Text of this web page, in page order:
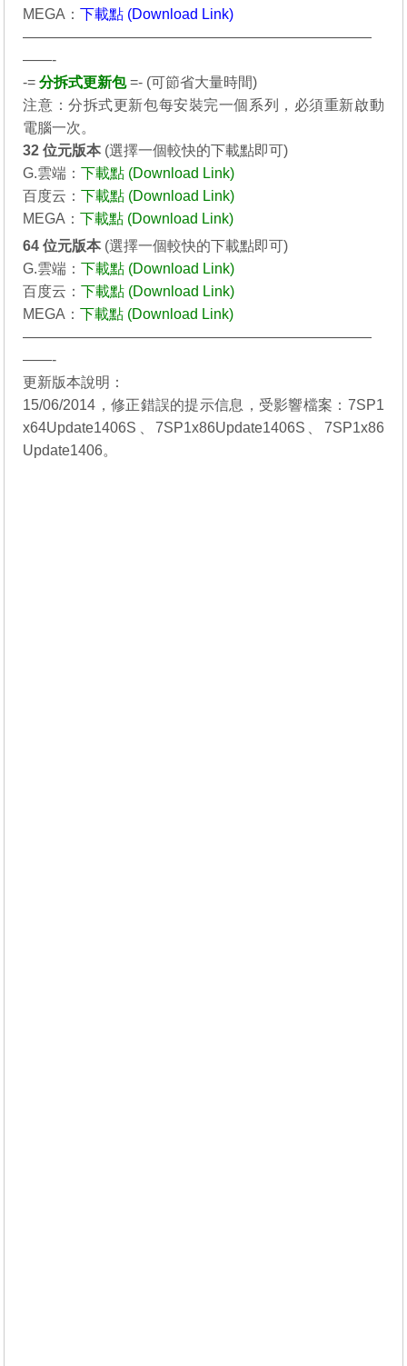
MEGA：下載點 (Download Link)
————————————————————————
——-
-=分拆式更新包=- (可節省大量時間)
注意：分拆式更新包每安裝完一個系列，必須重新啟動
電腦一次。
32 位元版本(選擇一個較快的下載點即可)
G.雲端：下載點 (Download Link)
百度云：下載點 (Download Link)
MEGA：下載點 (Download Link)
64 位元版本(選擇一個較快的下載點即可)
G.雲端：下載點 (Download Link)
百度云：下載點 (Download Link)
MEGA：下載點 (Download Link)
————————————————————————
——-
更新版本說明：
15/06/2014，修正錯誤的提示信息，受影響檔案：7SP1
x64Update1406S、7SP1x86Update1406S、7SP1x86
Update1406。